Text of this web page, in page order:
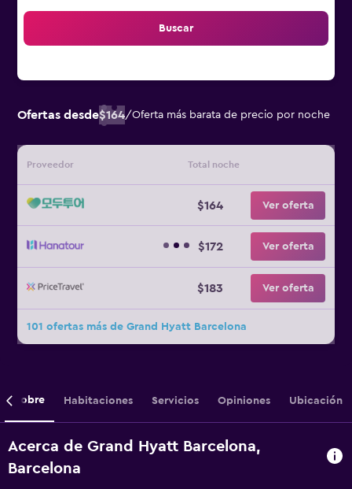
Buscar
Ofertas desde$164/Oferta más barata de precio por noche
Proveedor Total noche
$164 Ver oferta
$172 Ver oferta
$183 Ver oferta
101 ofertas más de Grand Hyatt Barcelona
Sobre Habitaciones Servicios Opiniones Ubicación
Acerca de Grand Hyatt Barcelona,
Barcelona